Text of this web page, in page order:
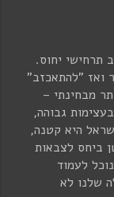
תרחישי יחוס.
ואז "להתאכזב"
מבחינתי –
גבוהה,
היא קטנה,
ביחס לצבאות
לעמוד
שלנו לא